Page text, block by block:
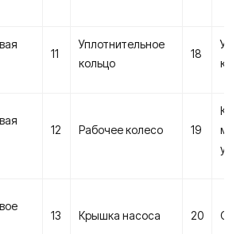
11
Уплотнительное
кольцо
18
12 Рабочее колесо 19
13 Крышка насоса 20